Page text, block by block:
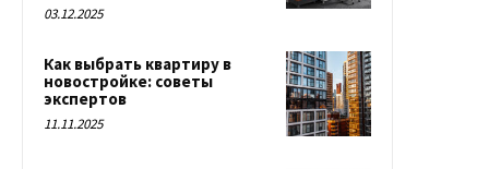
03.12.2025
Как выбрать квартиру в
новостройке: советы
экспертов
11.11.2025